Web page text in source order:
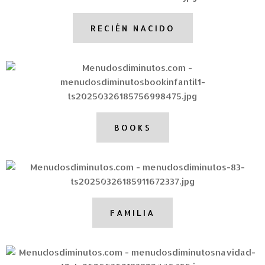
RECIÉN NACIDO
BOOKS
FAMILIA